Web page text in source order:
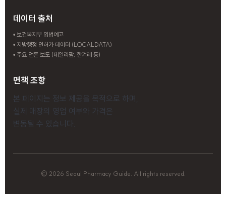
데이터 출처
• 보건복지부 입법예고
• 지방행정 인허가 데이터 (LOCALDATA)
• 주요 언론 보도 (데일리팜, 한겨레 등)
면책 조항
본 페이지는 정보 제공을 목적으로 하며,
실제 매장의 영업 여부와 가격은
변동될 수 있습니다.
© 2026 Seoul Pharmacy Guide. All rights reserved.